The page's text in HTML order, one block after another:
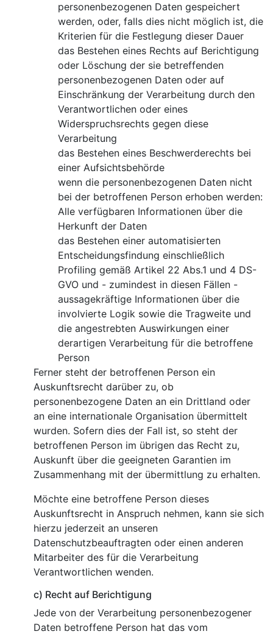
personenbezogenen Daten gespeichert
werden, oder, falls dies nicht möglich ist, die
Kriterien für die Festlegung dieser Dauer
das Bestehen eines Rechts auf Berichtigung
oder Löschung der sie betreffenden
personenbezogenen Daten oder auf
Einschränkung der Verarbeitung durch den
Verantwortlichen oder eines
Widerspruchsrechts gegen diese
Verarbeitung
das Bestehen eines Beschwerderechts bei
einer Aufsichtsbehörde
wenn die personenbezogenen Daten nicht
bei der betroffenen Person erhoben werden:
Alle verfügbaren Informationen über die
Herkunft der Daten
das Bestehen einer automatisierten
Entscheidungsfindung einschließlich
Profiling gemäß Artikel 22 Abs.1 und 4 DS-
GVO und - zumindest in diesen Fällen -
aussagekräftige Informationen über die
involvierte Logik sowie die Tragweite und
die angestrebten Auswirkungen einer
derartigen Verarbeitung für die betroffene
Person
Ferner steht der betroffenen Person ein
Auskunftsrecht darüber zu, ob
personenbezogene Daten an ein Drittland oder
an eine internationale Organisation übermittelt
wurden. Sofern dies der Fall ist, so steht der
betroffenen Person im übrigen das Recht zu,
Auskunft über die geeigneten Garantien im
Zusammenhang mit der übermittlung zu erhalten.
Möchte eine betroffene Person dieses
Auskunftsrecht in Anspruch nehmen, kann sie sich
hierzu jederzeit an unseren
Datenschutzbeauftragten oder einen anderen
Mitarbeiter des für die Verarbeitung
Verantwortlichen wenden.
c) Recht auf Berichtigung
Jede von der Verarbeitung personenbezogener
Daten betroffene Person hat das vom